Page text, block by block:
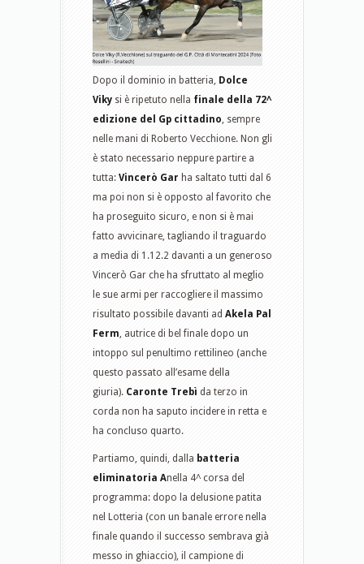
Dopo il dominio in batteria, Dolce
Viky si è ripetuto nella finale della 72^
edizione del Gp cittadino, sempre
nelle mani di Roberto Vecchione. Non gli
è stato necessario neppure partire a
tutta: Vincerò Gar ha saltato tutti dal 6
ma poi non si è opposto al favorito che
ha proseguito sicuro, e non si è mai
fatto avvicinare, tagliando il traguardo
a media di 1.12.2 davanti a un generoso
Vincerò Gar che ha sfruttato al meglio
le sue armi per raccogliere il massimo
risultato possibile davanti ad Akela Pal
Ferm, autrice di bel finale dopo un
intoppo sul penultimo rettilineo (anche
questo passato all’esame della
giuria). Caronte Trebì da terzo in
corda non ha saputo incidere in retta e
ha concluso quarto.
Partiamo, quindi, dalla batteria
eliminatoria Anella 4^ corsa del
programma: dopo la delusione patita
nel Lotteria (con un banale errore nella
finale quando il successo sembrava già
messo in ghiaccio), il campione di